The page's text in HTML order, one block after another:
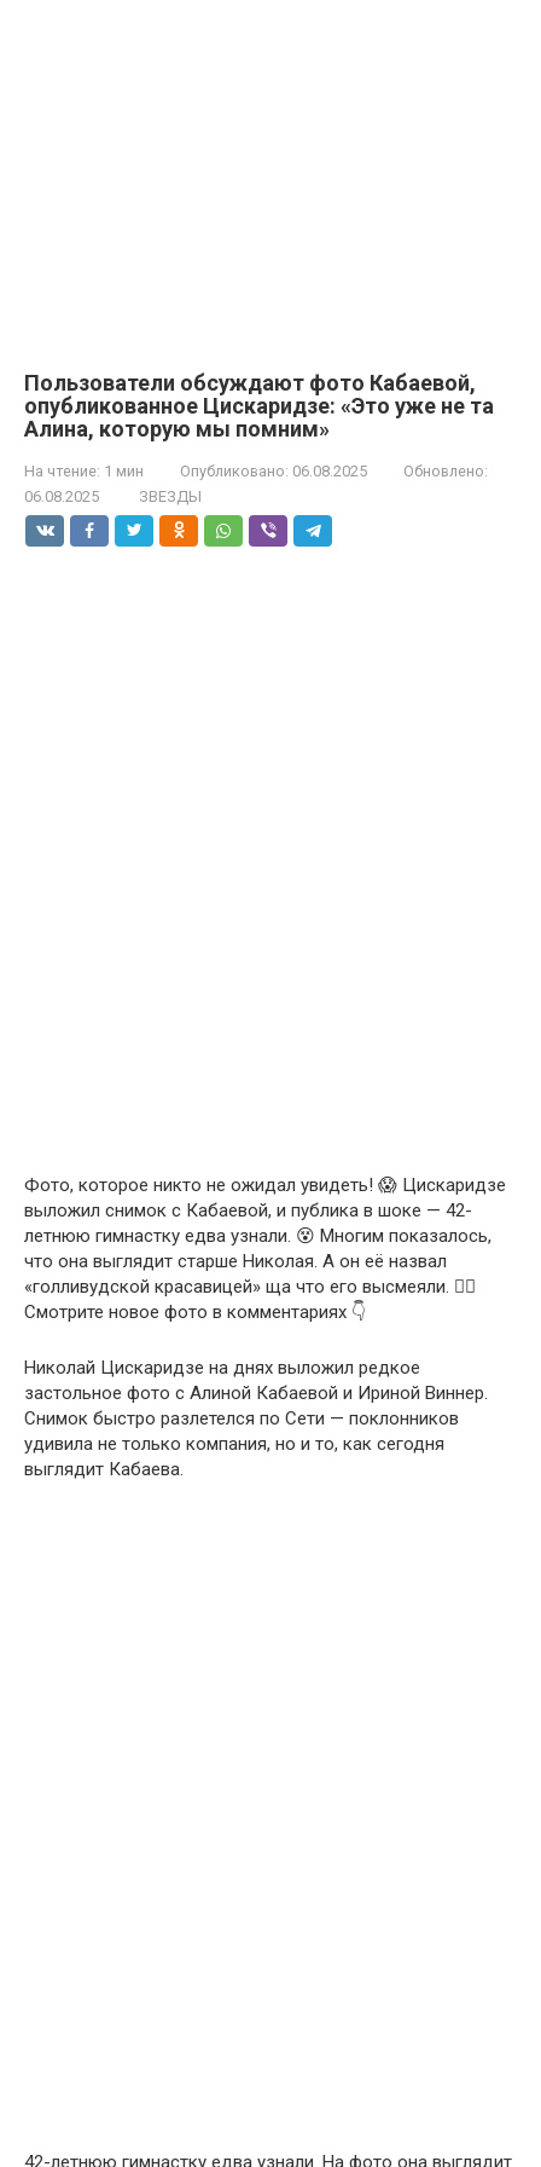
Пользователи обсуждают фото Кабаевой,
опубликованное Цискаридзе: «Это уже не та
Алина, которую мы помним»
На чтение: 1 мин Опубликовано: 06.08.2025
Обновлено:
06.08.2025
ЗВЕЗДЫ
Фото, которое никто не ожидал увидеть! 😱 Цискаридзе
выложил снимок с Кабаевой, и публика в шоке — 42-
летнюю гимнастку едва узнали. 😵 Многим показалось,
что она выглядит старше Николая. А он её назвал
«голливудской красавицей» ща что его высмеяли. 😵‍💫
Смотрите новое фото в комментариях 👇
Николай Цискаридзе на днях выложил редкое
застольное фото с Алиной Кабаевой и Ириной Виннер.
Снимок быстро разлетелся по Сети — поклонников
удивила не только компания, но и то, как сегодня
выглядит Кабаева.
42-летнюю гимнастку едва узнали. На фото она выглядит